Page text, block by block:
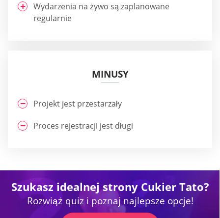
Wydarzenia na żywo są zaplanowane
regularnie
MINUSY
Projekt jest przestarzały
Proces rejestracji jest długi
Szukasz idealnej strony Cukier Tato?
Rozwiąż quiz i poznaj najlepsze opcje!